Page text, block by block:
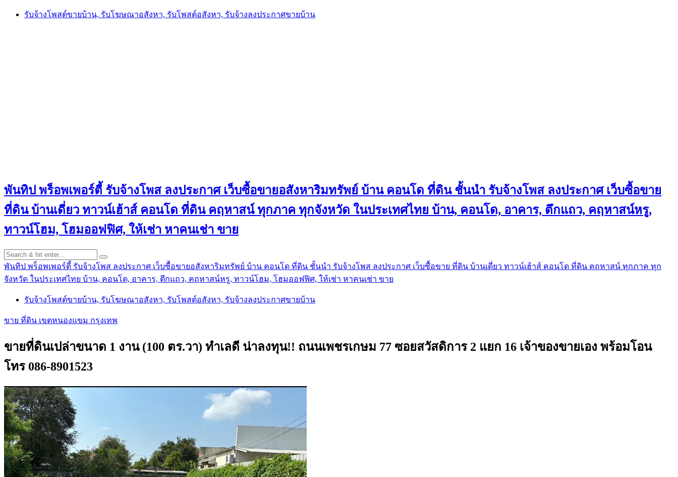
Skip
รับจ้างโพสต์ขายบ้าน, รับโฆษณาอสังหา, รับโพสต์อสังหา, รับจ้างลงประกาศขายบ้าน
พันทิป พร็อพเพอร์ตี้ รับจ้างโพส ลงประกาศ เว็บซื้อขายอสังหาริมทรัพย์ บ้าน คอนโด ที่ดิน ชั้นนำ รับจ้างโพส ลงประกาศ เว็บซื้อขาย
ที่ดิน บ้านเดี่ยว ทาวน์เฮ้าส์ คอนโด ที่ดิน คฤหาสน์ ทุกภาค ทุกจังหวัด ในประเทศไทย บ้าน, คอนโด, อาคาร, ตึกแถว, คฤหาสน์หรู,
ทาวน์โฮม, โฮมออฟฟิศ, ให้เช่า หาคนเช่า ขาย
พันทิป พร็อพเพอร์ตี้ รับจ้างโพส ลงประกาศ เว็บซื้อขายอสังหาริมทรัพย์ บ้าน คอนโด ที่ดิน ชั้นนำ รับจ้างโพส ลงประกาศ เว็บซื้อขาย ที่ดิน บ้านเดี่ยว ทาวน์เฮ้าส์ คอนโด ที่ดิน คฤหาสน์ ทุกภาค ทุก
จังหวัด ในประเทศไทย บ้าน, คอนโด, อาคาร, ตึกแถว, คฤหาสน์หรู, ทาวน์โฮม, โฮมออฟฟิศ, ให้เช่า หาคนเช่า ขาย
รับจ้างโพสต์ขายบ้าน, รับโฆษณาอสังหา, รับโพสต์อสังหา, รับจ้างลงประกาศขายบ้าน
ขาย ที่ดิน เขตหนองแขม กรุงเทพ
ขายที่ดินเปล่าขนาด 1 งาน (100 ตร.วา) ทำเลดี น่าลงทุน!! ถนนเพชรเกษม 77 ซอยสวัสดิการ 2 แยก 16 เจ้าของขายเอง พร้อมโอน
โทร 086-8901523